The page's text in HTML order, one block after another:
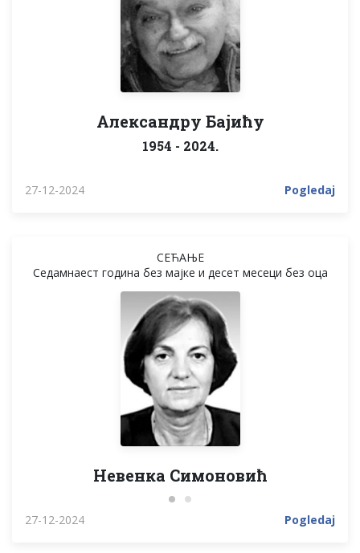
Александру Бајићу
1954 - 2024.
27-12-2024 Pogledaj
СЕЋАЊЕ
Седамнаест година без мајке и десет месеци без оца
Невенка Симоновић
27-12-2024 Pogledaj